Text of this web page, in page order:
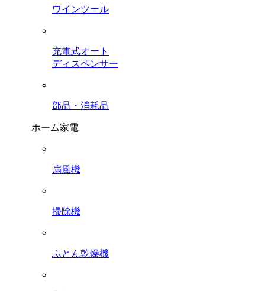
ワインツール
充電式オート
ディスペンサー
部品・消耗品
ホーム家電
扇風機
掃除機
ふとん乾燥機